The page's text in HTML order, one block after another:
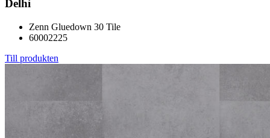
Delhi
Zenn Gluedown 30 Tile
60002225
Till produkten